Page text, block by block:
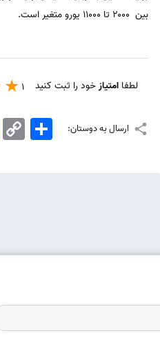
بین ۲۰۰۰ تا ۱۱۰۰۰ یورو متغیر است.
لطفا امتیازخود را ثبت کنید 1
ارسال به دوستان: Copy
Link
اشتراک